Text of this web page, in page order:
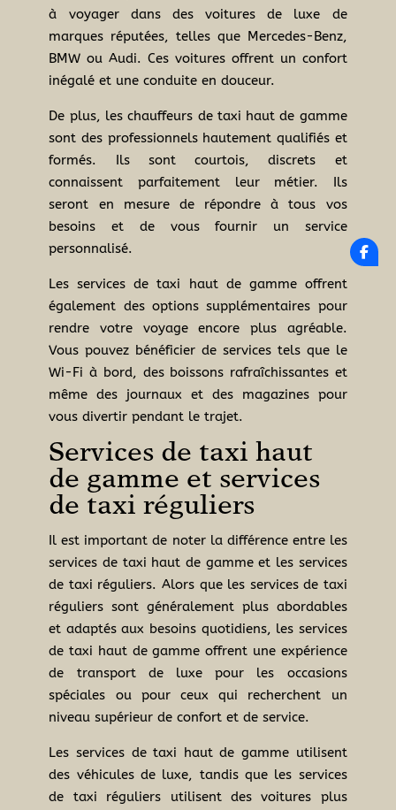
à voyager dans des voitures de luxe de
marques réputées, telles que Mercedes-Benz,
BMW ou Audi. Ces voitures offrent un confort
inégalé et une conduite en douceur.
De plus, les chauffeurs de taxi haut de gamme
sont des professionnels hautement qualifiés et
formés. Ils sont courtois, discrets et
connaissent parfaitement leur métier. Ils
seront en mesure de répondre à tous vos
besoins et de vous fournir un service
personnalisé.
Les services de taxi haut de gamme offrent
également des options supplémentaires pour
rendre votre voyage encore plus agréable.
Vous pouvez bénéficier de services tels que le
Wi-Fi à bord, des boissons rafraîchissantes et
même des journaux et des magazines pour
vous divertir pendant le trajet.
Services de taxi haut
de gamme et services
de taxi réguliers
Il est important de noter la différence entre les
services de taxi haut de gamme et les services
de taxi réguliers. Alors que les services de taxi
réguliers sont généralement plus abordables
et adaptés aux besoins quotidiens, les services
de taxi haut de gamme offrent une expérience
de transport de luxe pour les occasions
spéciales ou pour ceux qui recherchent un
niveau supérieur de confort et de service.
Les services de taxi haut de gamme utilisent
des véhicules de luxe, tandis que les services
de taxi réguliers utilisent des voitures plus